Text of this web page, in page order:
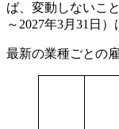
ば、変動しないこ
～2027年3月31日
最新の業種ごとの